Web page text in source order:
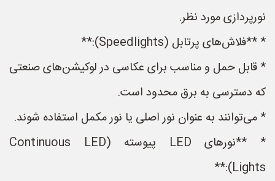
نورپردازی مورد نظر.
* **فلاش‌های پرتابل (Speedlights):**
* قابل حمل و مناسب برای عکاسی در لوکیشن‌های صنعتی
که دسترسی به برق محدود است.
* می‌توانند به عنوان نور اصلی یا نور مکمل استفاده شوند.
* **نورهای LED پیوسته (Continuous LED
Lights):**